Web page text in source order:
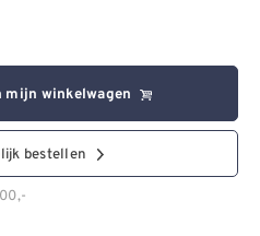
mijn winkelwagen
bestellen